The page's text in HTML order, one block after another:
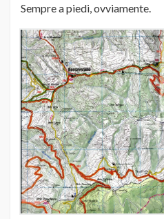
Sempre a piedi, ovviamente.